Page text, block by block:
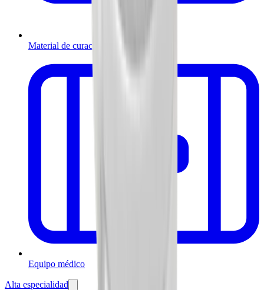
Material de curación
Equipo médico
Alta especialidad